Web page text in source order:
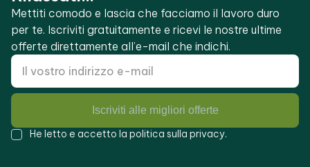
Mettiti comodo e lascia che facciamo il lavoro duro
per te. Iscriviti gratuitamente e ricevi le nostre ultime
offerte direttamente all’e-mail che indichi.
Iscriviti alle migliori offerte
He letto e accetto la politica sulla privacy.